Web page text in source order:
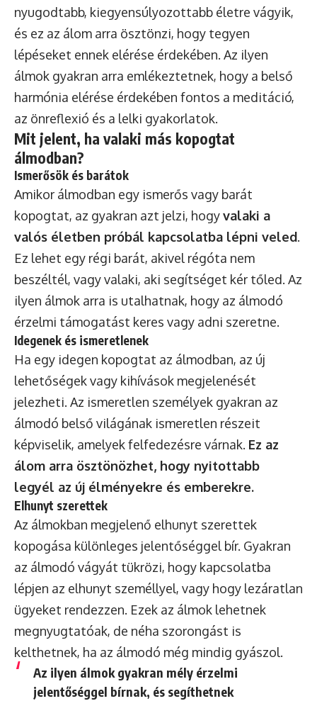
nyugodtabb, kiegyensúlyozottabb életre vágyik,
és ez az álom arra ösztönzi, hogy tegyen
lépéseket ennek elérése érdekében. Az ilyen
álmok gyakran arra emlékeztetnek, hogy a belső
harmónia elérése érdekében fontos a meditáció,
az önreflexió és a lelki gyakorlatok.
Mit jelent, ha valaki más kopogtat
álmodban?
Ismerősök és barátok
Amikor álmodban egy ismerős vagy barát
kopogtat, az gyakran azt jelzi, hogyvalaki a
valós életben próbál kapcsolatba lépni veled.
Ez lehet egy régi barát, akivel régóta nem
beszéltél, vagy valaki, aki segítséget kér tőled. Az
ilyen álmok arra is utalhatnak, hogy az álmodó
érzelmi támogatást keres vagy adni szeretne.
Idegenek és ismeretlenek
Ha egy idegen kopogtat az álmodban, az új
lehetőségek vagy kihívások megjelenését
jelezheti. Az ismeretlen személyek gyakran az
álmodó belső világának ismeretlen részeit
képviselik, amelyek felfedezésre várnak. Ez az
álom arra ösztönözhet, hogy nyitottabb
legyél az új élményekre és emberekre.
Elhunyt szerettek
Az álmokban megjelenő elhunyt szerettek
kopogása különleges jelentőséggel bír. Gyakran
az álmodó vágyát tükrözi, hogy kapcsolatba
lépjen az elhunyt személlyel, vagy hogy lezáratlan
ügyeket rendezzen. Ezek az álmok lehetnek
megnyugtatóak, de néha szorongást is
kelthetnek, ha az álmodó még mindig gyászol.
Az ilyen álmok gyakran mély érzelmi
jelentőséggel bírnak, és segíthetnek